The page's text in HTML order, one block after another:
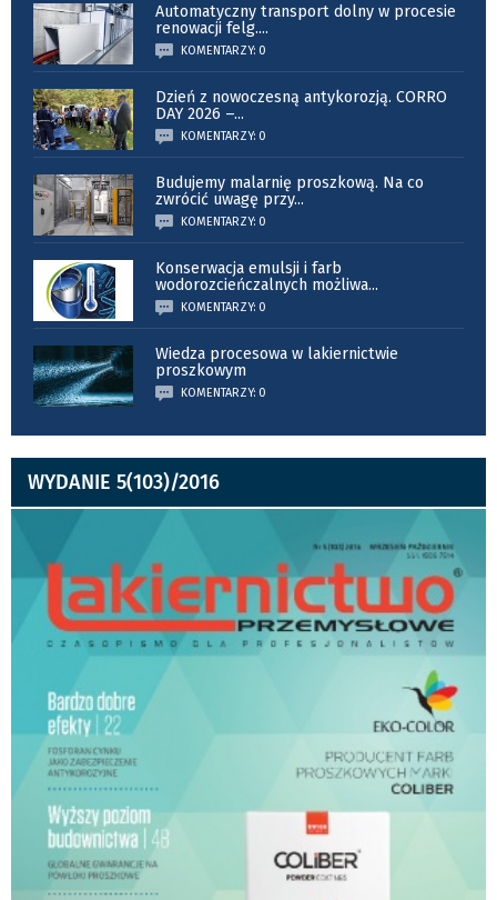
Automatyczny transport dolny w procesie
renowacji felg....
KOMENTARZY: 0
Dzień z nowoczesną antykorozją. CORRO
DAY 2026 –...
KOMENTARZY: 0
Budujemy malarnię proszkową. Na co
zwrócić uwagę przy...
KOMENTARZY: 0
Konserwacja emulsji i farb
wodorozcieńczalnych możliwa...
KOMENTARZY: 0
Wiedza procesowa w lakiernictwie
proszkowym
KOMENTARZY: 0
WYDANIE 5(103)/2016